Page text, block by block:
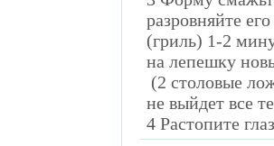
разровняйте
(гриль) 1-2
на лепешку
(2 столовые
не выйдет все
4 Растопите